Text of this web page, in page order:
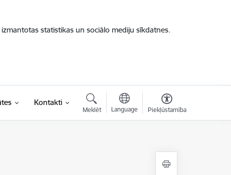
statistikas un sociālo mediju sīkdatnes.
Kontakti
Meklēt Language Piekļūstamība